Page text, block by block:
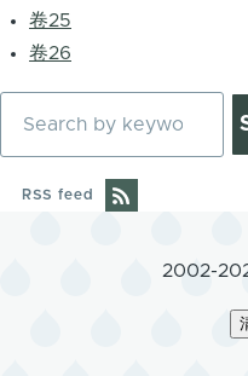
卷25
卷26
RSS feed
2002-